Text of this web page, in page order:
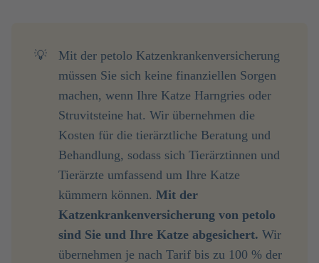
💡
Mit der petolo Katzenkrankenversicherung
müssen Sie sich keine finanziellen Sorgen
machen, wenn Ihre Katze Harngries oder
Struvitsteine hat. Wir übernehmen die
Kosten für die tierärztliche Beratung und
Behandlung, sodass sich Tierärztinnen und
Tierärzte umfassend um Ihre Katze
kümmern können. Mit der
Katzenkrankenversicherung von petolo
sind Sie und Ihre Katze abgesichert. Wir
übernehmen je nach Tarif bis zu 100 % der